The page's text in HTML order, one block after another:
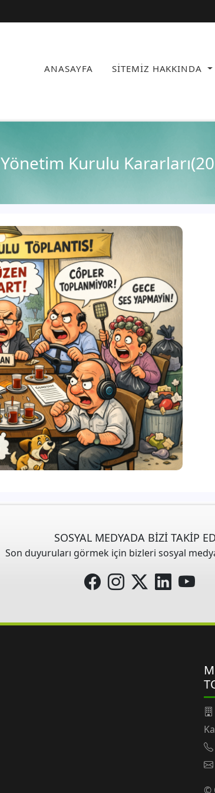
ANASAYFA SİTEMİZ HAKKINDA
Yönetim Kurulu
SOSYAL MEDYADA BİZİ TAKİP
Son duyuruları görmek için bizleri sosyal
©